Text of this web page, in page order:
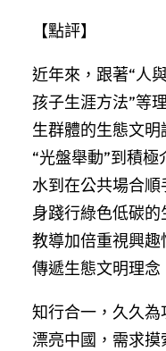
【點評】
近年來，跟著“人
孩子生涯方法”等
生群體的生態文
“光盤舉動”到積
水到在公共場合
身踐行綠色低碳
教導加倍重視興
傳遞生態文明理念
知行合一，久久
漂亮中國，需求